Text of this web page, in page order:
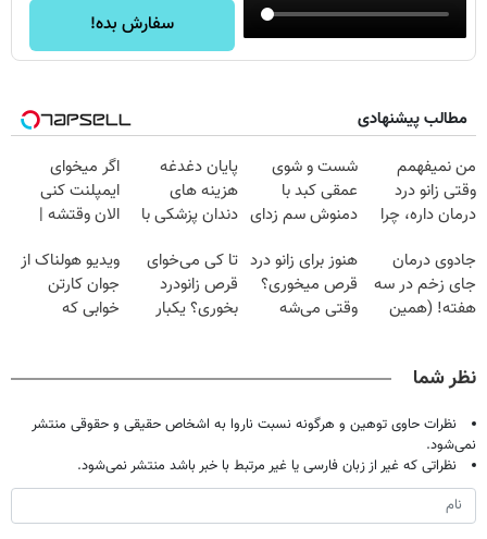
سفارش بده!
مطالب پیشنهادی
من نمیفهمم
وقتی زانو درد
درمان داره، چرا
تحمل میکنی؟❗
شست و شوی
عمقی کبد با
دمنوش سم زدای
پایان دغدغه
هزینه های
دندان پزشکی با
خانگی
اگر میخوای
ایمپلنت کنی
الان وقتشه |
میلیون تومان!!!
جادوی درمان
جای زخم در سه
هفته! (همین
هنوز برای زانو درد
قرص میخوری؟
وقتی می‌شه
تا کی می‌خوای
قرص زانودرد
بخوری؟ یکبار
ویدیو هولناک از
جوان کارتن
خوابی که
نظر شما
نظرات حاوی توهین و هرگونه نسبت ناروا به اشخاص حقیقی و حقوقی منتشر
نمی‌شود.
نظراتی که غیر از زبان فارسی یا غیر مرتبط با خبر باشد منتشر نمی‌شود.